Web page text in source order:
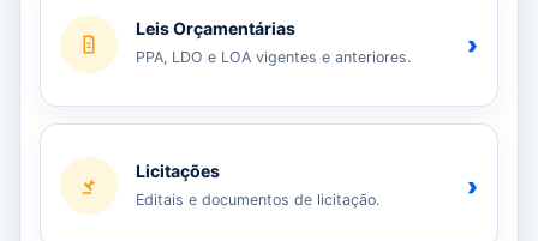
Leis Orçamentárias
PPA, LDO e LOA vigentes e anteriores. ›
Licitações
Editais e documentos de licitação. ›